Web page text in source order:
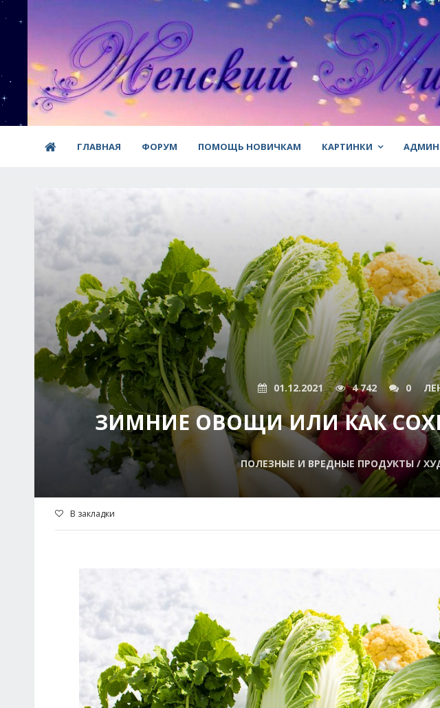
ГЛАВНАЯ ФОРУМ ПОМОЩЬ НОВИЧКАМ КАРТИНКИ
01.12.2021 4 742 0
ЗИМНИЕ ОВОЩИ ИЛИ КАК
ПОЛЕЗНЫЕ И ВРЕДНЫЕ ПРОДУКТЫ /
В закладки